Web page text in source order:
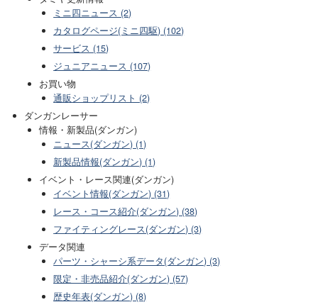
ミニ四ニュース (2)
カタログページ(ミニ四駆) (102)
サービス (15)
ジュニアニュース (107)
お買い物
通販ショップリスト (2)
ダンガンレーサー
情報・新製品(ダンガン)
ニュース(ダンガン) (1)
新製品情報(ダンガン) (1)
イベント・レース関連(ダンガン)
イベント情報(ダンガン) (31)
レース・コース紹介(ダンガン) (38)
ファイティングレース(ダンガン) (3)
データ関連
パーツ・シャーシ系データ(ダンガン) (3)
限定・非売品紹介(ダンガン) (57)
歴史年表(ダンガン) (8)